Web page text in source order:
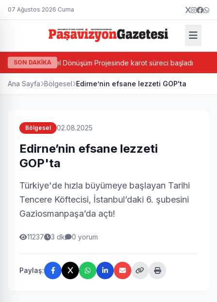
07 Ağustos 2026 Cuma
SON DAKİKA
Bazlı Kentsel Dönüşüm Projesinde karot süreci başladı
Ana Sayfa Bölgesel Edirne’nin efsane lezzeti GOP'ta
Bölgesel 02.08.2025
Edirne’nin efsane lezzeti
GOP'ta
Türkiye'de hızla büyümeye başlayan Tarihi
Tencere Köftecisi, İstanbul’daki 6. şubesini
Gaziosmanpaşa’da açtı!
11237 3 dk 0 yorum
Paylaş: